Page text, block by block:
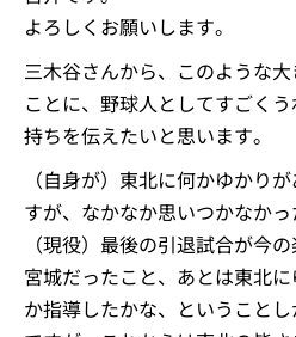
よろしくお願いします。
三木谷さんから、このような
ことに、野球人としてすごく
持ちを伝えたいと思います。
（自身が）東北に何かゆかり
すが、なかなか思いつかなかっ
（現役）最後の引退試合が今
宮城だったこと、あとは東北
か指導したかな、ということ